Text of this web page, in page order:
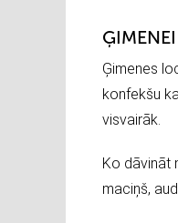
Ģimenes
konfekšu
visvairāk.
Ko dāvināt
maciņš,